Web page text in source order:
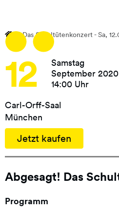
InhaltDas Schultütenkonzert - Sa,
12
Samstag
September 2020
14:00 Uhr
Carl-Orff-Saal
München
Jetzt kaufen
Abgesagt! Das
Programm